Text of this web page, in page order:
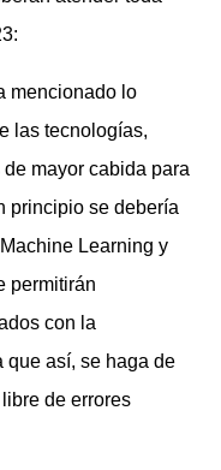
mencionado lo
las tecnologías,
mayor cabida para
principio se debería
Learning y
permitirán
con la
que así, se haga de
de errores